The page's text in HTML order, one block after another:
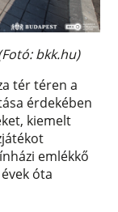
bkk.hu)
tér téren a
érdekében
kiemelt
emlékkő
óta